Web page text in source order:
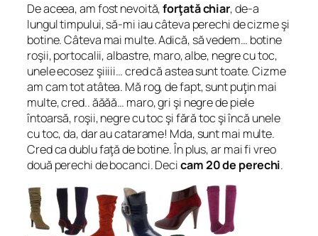
De aceea, am fost nevoită,forţată chiar, de-a
lungul timpului, să-mi iau câteva perechi de cizme şi
botine. Câteva mai multe. Adică, să vedem… botine
roşii, portocalii, albastre, maro, albe, negre cu toc,
unele ecosez şiiiii… cred că astea sunt toate. Cizme
am cam tot atâtea. Mă rog, de fapt, sunt puţin mai
multe, cred.. ăăăă… maro, gri şi negre de piele
întoarsă, roşii, negre cu toc şi fără toc şi încă unele
cu toc, da, dar au catarame! Mda, sunt mai multe.
Cred ca dublu faţă de botine. În plus, ar mai fi vreo
două perechi de bocanci. Decicam 20 de perechi.